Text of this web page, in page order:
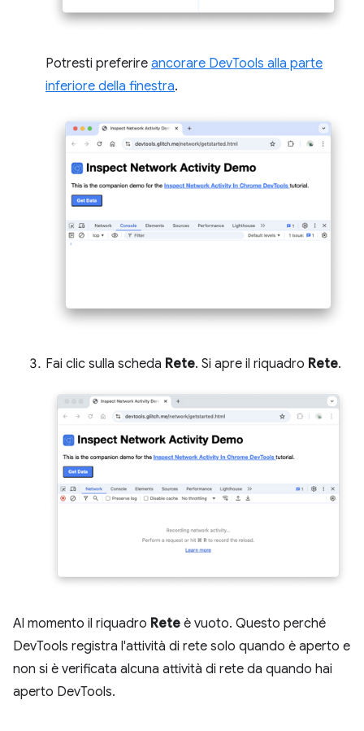
Potresti preferire ancorare DevTools alla parte
inferiore della finestra.
Fai clic sulla scheda Rete. Si apre il riquadro Rete.
Al momento il riquadro Rete è vuoto. Questo perché
DevTools registra l'attività di rete solo quando è aperto e
non si è verificata alcuna attività di rete da quando hai
aperto DevTools.